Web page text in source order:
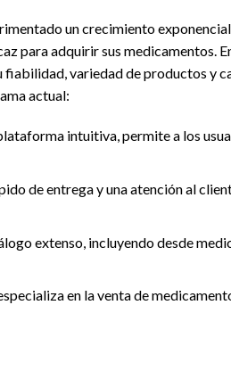
un crecimiento
para adquirir sus medicamentos.
fiabilidad, variedad de productos y
actual:
intuitiva, permite a los
de entrega y una atención al
extenso, incluyendo desde
en la venta de